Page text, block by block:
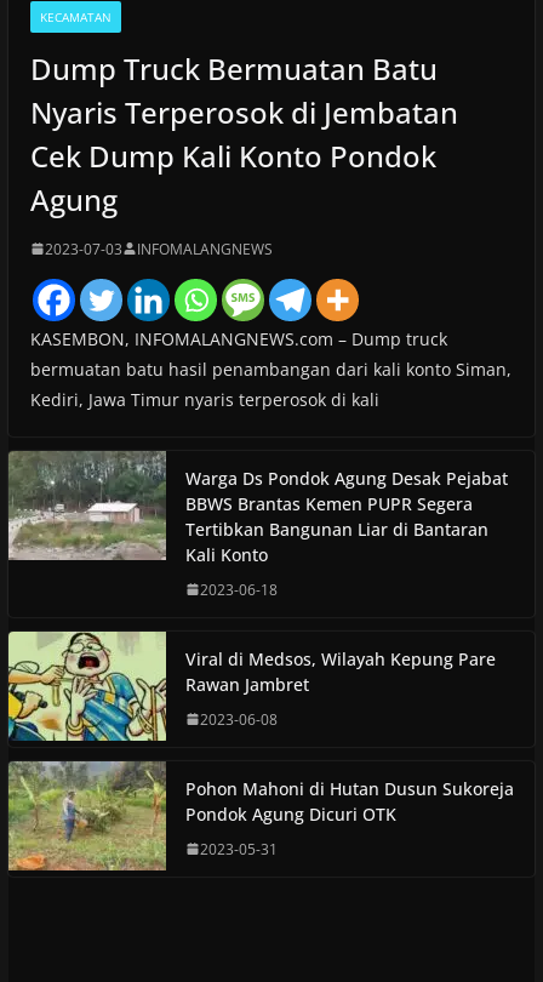
KECAMATAN
Dump Truck Bermuatan Batu
Nyaris Terperosok di Jembatan
Cek Dump Kali Konto Pondok
Agung
2023-07-03 INFOMALANGNEWS
KASEMBON, INFOMALANGNEWS.com – Dump truck
bermuatan batu hasil penambangan dari kali konto Siman,
Kediri, Jawa Timur nyaris terperosok di kali
Warga Ds Pondok Agung Desak Pejabat
BBWS Brantas Kemen PUPR Segera
Tertibkan Bangunan Liar di Bantaran
Kali Konto
2023-06-18
Viral di Medsos, Wilayah Kepung Pare
Rawan Jambret
2023-06-08
Pohon Mahoni di Hutan Dusun Sukoreja
Pondok Agung Dicuri OTK
2023-05-31